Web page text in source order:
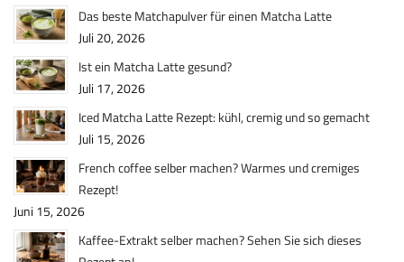
Das beste Matchapulver für einen Matcha Latte
Juli 20, 2026
Ist ein Matcha Latte gesund?
Juli 17, 2026
Iced Matcha Latte Rezept: kühl, cremig und so gemacht
Juli 15, 2026
French coffee selber machen? Warmes und cremiges
Rezept!
Juni 15, 2026
Kaffee-Extrakt selber machen? Sehen Sie sich dieses